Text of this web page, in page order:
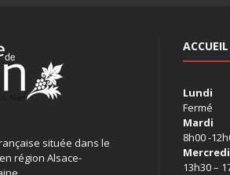
située dans le
région Alsace-
Lundi
Fermé
Mardi
8h00 -
Mercredi
13h30 –